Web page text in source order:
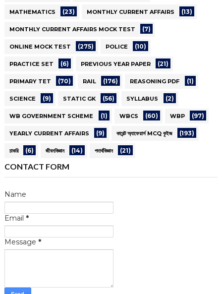
MATHEMATICS (23) MONTHLY CURRENT AFFAIRS (13)
MONTHLY CURRENT AFFAIRS MOCK TEST (7)
ONLINE MOCK TEST (275) POLICE (10)
PRACTICE SET (6) PREVIOUS YEAR PAPER (21)
PRIMARY TET (70) RAIL (176) REASONING PDF (1)
SCIENCE (9) STATIC GK (56) SYLLABUS (2)
WB GOVERNMENT SCHEME (1) WBCS (60) WBP (97)
YEARLY CURRENT AFFAIRS (9) কারেন্ট অ্যাফেয়ার্স MCQ কুইজ (193)
চাকরি (6) জীবনবিজ্ঞান (14) পদার্থবিজ্ঞান (21)
CONTACT FORM
Name
Email *
Message *